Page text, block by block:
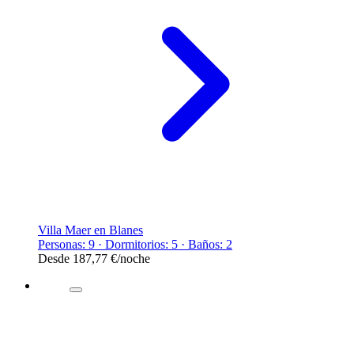
Villa Maer en Blanes
Personas: 9 · Dormitorios: 5 · Baños: 2
Desde 187,77 €/noche